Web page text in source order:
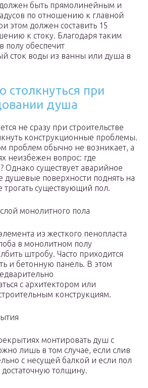
быть прямолинейным и
по отношению к главной
этом должен составить 15
к стоку. Благодаря таким
полу обеспечит
сток воды из ванны или душа в
столкнуться при
душа
не сразу при строительстве
конструкционные проблемы.
проблем обычно не возникает, а
неизбежен вопрос: где
Однако существует аварийное
душевые поверхности поднять на
трогать существующий пол.
монолитного пола
из жесткого пенопласта
в монолитном полу
штробу. Часто приходится
и бетонную панель. В этом
с архитектором или
конструкциям.
монтировать душ с
лишь в том случае, если слив
с несущей балкой и если пол
толщину.